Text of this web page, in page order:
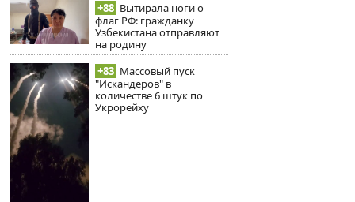
+88 Вытирала ноги о
флаг РФ: гражданку
Узбекистана отправляют
на родину
+83 Массовый пуск
"Искандеров" в
количестве 6 штук по
Укрорейху